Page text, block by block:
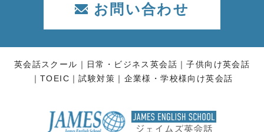
お問い合わせ
英会話スクール 日常・ビジネス英会話
子供向け英会話
TOEIC
試験対策 企業様・学校様向け英会話